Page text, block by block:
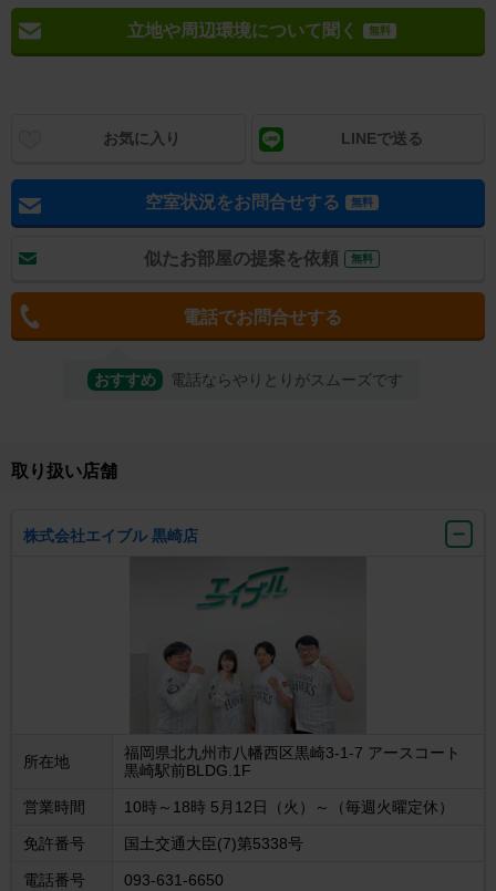
立地や周辺環境について聞く 無料
お気に入り LINEで送る
空室状況をお問合せする 無料
似たお部屋の提案を依頼 無料
電話でお問合せする
おすすめ 電話ならやりとりがスムーズです
取り扱い店舗
株式会社エイブル 黒崎店
所在地
福岡県北九州市八幡西区黒崎3-1-7 アースコート
黒崎駅前BLDG.1F
営業時間 10時～18時 5月12日（火）～（毎週火曜定休）
免許番号 国土交通大臣(7)第5338号
電話番号 093-631-6650